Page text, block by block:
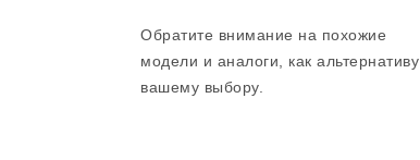
Обратите внимание на похожие
модели и аналоги, как альтернативу
вашему выбору.